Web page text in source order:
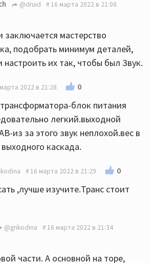
@druid 16 марта 2022 в 21:08
заключается мастерство
подобрать минимум деталей,
настроить их так, чтобы был Звук.
2022 в 21:28 0
блок питания
легкий.выходной
из за этого звук неплохой.вес в
каскада.
16 марта 2022 в 21:29 0
,лучше изучите.Транс стоит
@grikodina 16 марта 2022 в 21:34
части. А основной на торе,